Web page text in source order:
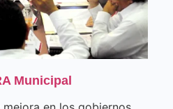
Municipal